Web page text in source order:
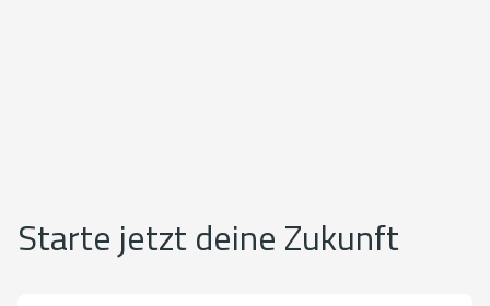
Starte jetzt deine Zukunft